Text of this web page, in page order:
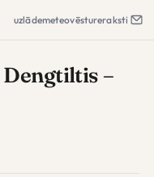
uzlādemeteovēstureraksti
Dengtiltis –